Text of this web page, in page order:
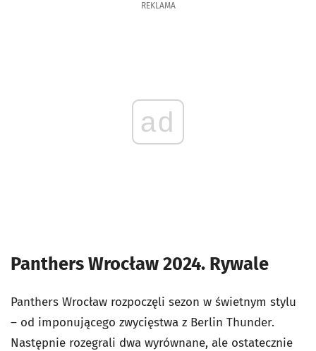
REKLAMA
ad
Panthers Wrocław 2024. Rywale
Panthers Wrocław rozpoczęli sezon w świetnym stylu
– od imponującego zwycięstwa z Berlin Thunder.
Następnie rozegrali dwa wyrównane, ale ostatecznie